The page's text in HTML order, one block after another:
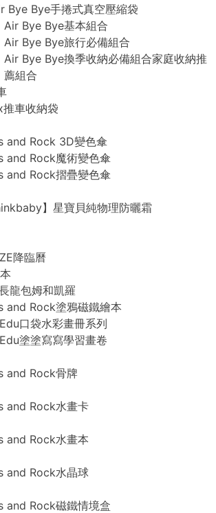
Bye Bye手捲式真空壓縮袋
Air Bye Bye基本組合
Air Bye Bye旅行必備組合
Air Bye Bye換季收納必備組合家庭收納推
薦組合
推車收納袋
and Rock 3D變色傘
and Rock魔術變色傘
and Rock摺疊變色傘
】星寶貝純物理防曬霜
降臨曆
龍包姆和凱羅
and Rock塗鴉磁鐵繪本
口袋水彩畫冊系列
塗塗寫寫學習畫卷
and Rock骨牌
and Rock水畫卡
and Rock水畫本
and Rock水晶球
and Rock磁鐵情境盒